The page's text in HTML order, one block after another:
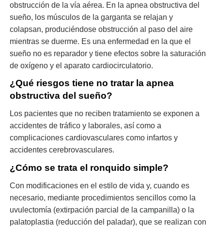
obstrucción de la vía aérea. En la apnea obstructiva del
sueño, los músculos de la garganta se relajan y
colapsan, produciéndose obstrucción al paso del aire
mientras se duerme. Es una enfermedad en la que el
sueño no es reparador y tiene efectos sobre la saturación
de oxígeno y el aparato cardiocirculatorio.
¿Qué riesgos tiene no tratar la apnea
obstructiva del sueño?
Los pacientes que no reciben tratamiento se exponen a
accidentes de tráfico y laborales, así como a
complicaciones cardiovasculares como infartos y
accidentes cerebrovasculares.
¿Cómo se trata el ronquido simple?
Con modificaciones en el estilo de vida y, cuando es
necesario, mediante procedimientos sencillos como la
uvulectomía (extirpación parcial de la campanilla) o la
palatoplastia (reducción del paladar), que se realizan con